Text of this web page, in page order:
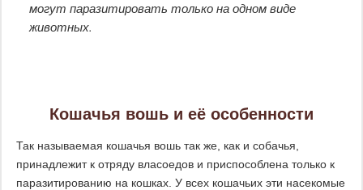
могут паразитировать только на одном виде
животных.
Кошачья вошь и её особенности
Так называемая кошачья вошь так же, как и собачья,
принадлежит к отряду власоедов и приспособлена только к
паразитированию на кошках. У всех кошачьих эти насекомые